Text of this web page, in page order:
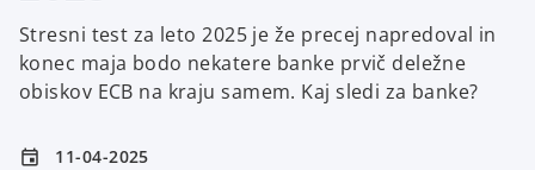
Stresni test za leto 2025 je že precej napredoval in
konec maja bodo nekatere banke prvič deležne
obiskov ECB na kraju samem. Kaj sledi za banke?
event 11-04-2025